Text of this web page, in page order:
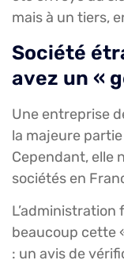
mais à un tiers,
Société
avez un «
Une entreprise
la majeure
Cependant, elle
sociétés en
L’administration
beaucoup cette
: un avis de